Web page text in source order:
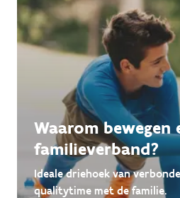
Waarom
familieverband?
Ideale driehoek van
qualitytime met de familie.